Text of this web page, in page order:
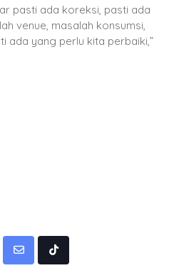
pasti ada koreksi, pasti ada
venue, masalah konsumsi,
ada yang perlu kita perbaiki,”
Share
Tiktok